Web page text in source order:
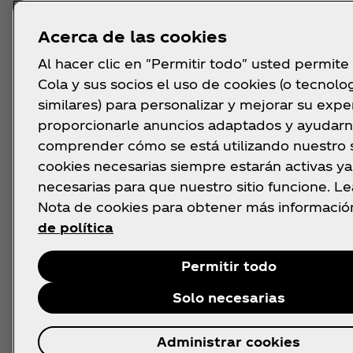
POR EL
SOCIAL E
INTERGENERACIONAL
El Programa Imparables impulsa el
mayores de 60 años. En las tres ediciones
han presentado cientos de ideas de negocio
sostenibles.
Acerca de las cookies
Al hacer clic en "Permitir todo" usted permite
Cola y sus socios el uso de cookies (o
similares) para personalizar y mejorar su
proporcionarle anuncios adaptados y
comprender cómo se está utilizando nuestro
cookies necesarias siempre estarán activas
necesarias para que nuestro sitio funcione.
Nota de cookies para obtener más
de política
Permitir todo
Solo necesarias
Administrar cookies